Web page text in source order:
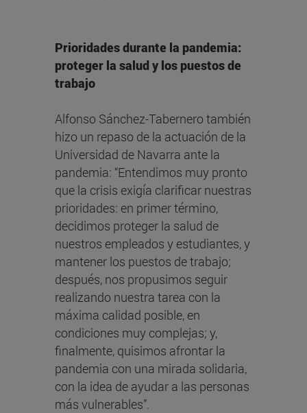
Prioridades durante la pandemia:
proteger la salud y los puestos de
trabajo
Alfonso Sánchez-Tabernero también
hizo un repaso de la actuación de la
Universidad de Navarra ante la
pandemia: “Entendimos muy pronto
que la crisis exigía clarificar nuestras
prioridades: en primer término,
decidimos proteger la salud de
nuestros empleados y estudiantes, y
mantener los puestos de trabajo;
después, nos propusimos seguir
realizando nuestra tarea con la
máxima calidad posible, en
condiciones muy complejas; y,
finalmente, quisimos afrontar la
pandemia con una mirada solidaria,
con la idea de ayudar a las personas
más vulnerables”.